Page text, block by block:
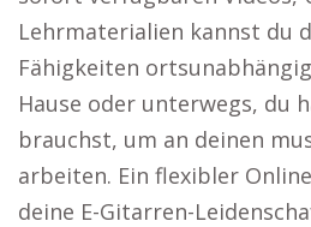
Lehrmaterialien kannst du
Fähigkeiten
Hause oder unterwegs, du
brauchst, um an deinen
arbeiten. Ein flexibler
deine E-Gitarren-